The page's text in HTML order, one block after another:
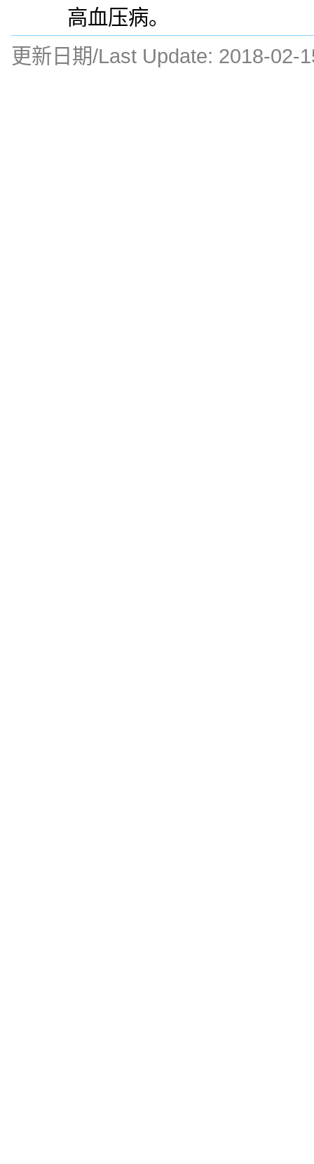
高血压病。
更新日期/Last Update: 2018-02-